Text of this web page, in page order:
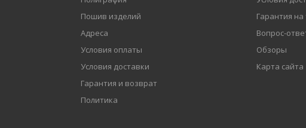
Пошив изделий
Адреса
Условия оплаты
Условия доставки
Гарантия и возврат
Политика
Гарантия на
Вопрос-
Обзоры
Карта сайта